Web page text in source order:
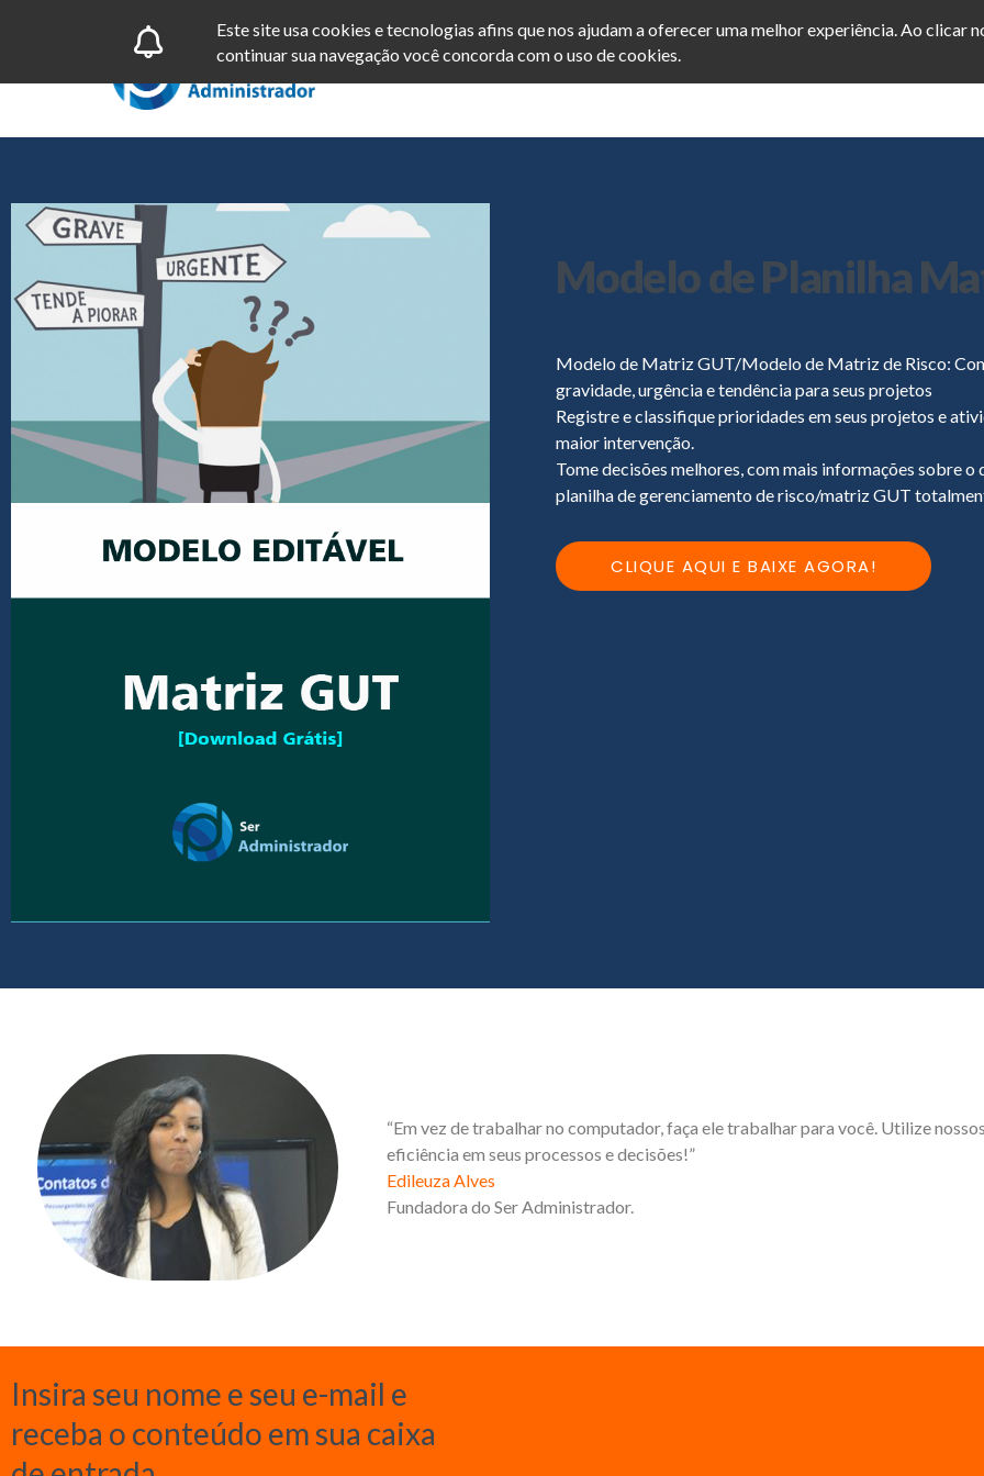
Este site usa cookies e tecnologias afins que nos ajudam a oferecer uma melhor experiência. Ao clicar
continuar sua navegação você concorda com o uso de cookies.
Modelo de Planilha
Modelo de Matriz GUT/Modelo de Matriz de Risco:
gravidade, urgência e tendência para seus projetos
Registre e classifique prioridades em seus projetos e
maior intervenção.
Tome decisões melhores, com mais informações sobre
planilha de gerenciamento de risco/matriz GUT
CLIQUE AQUI E BAIXE AGORA!
“Em vez de trabalhar no computador, faça ele trabalhar para você. Utilize
eficiência em seus processos e decisões!”
Edileuza Alves
Fundadora do Ser Administrador.
Insira seu nome e seu e-mail e
receba o conteúdo em sua caixa